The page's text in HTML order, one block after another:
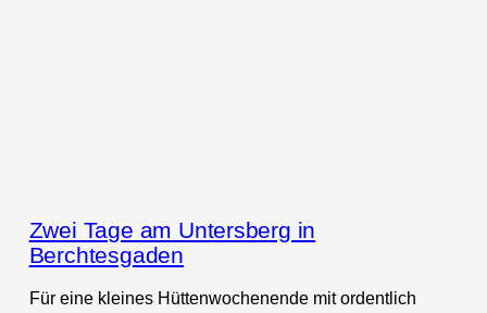
Zwei Tage am Untersberg in
Berchtesgaden
Für eine kleines Hüttenwochenende mit ordentlich